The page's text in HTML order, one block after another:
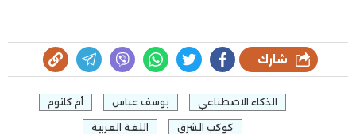
شارك
الذكاء الاصطناعي يوسف عباس أم كلثوم
كوكب الشرق اللغة العربية